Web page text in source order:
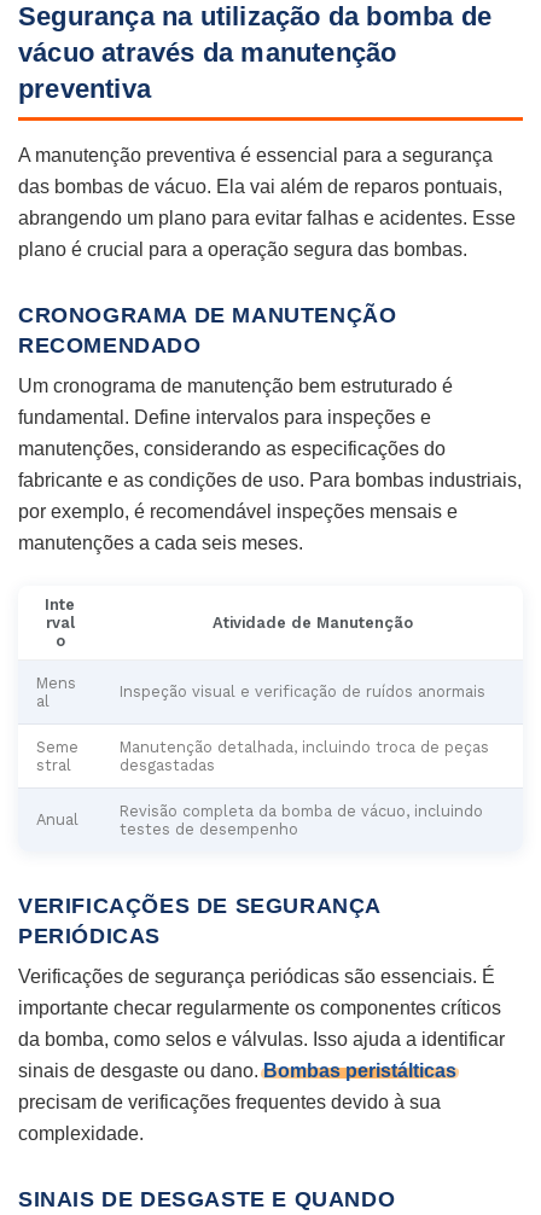
Segurança na utilização da bomba de
vácuo através da manutenção
preventiva
A manutenção preventiva é essencial para a segurança
das bombas de vácuo. Ela vai além de reparos pontuais,
abrangendo um plano para evitar falhas e acidentes. Esse
plano é crucial para a operação segura das bombas.
CRONOGRAMA DE MANUTENÇÃO
RECOMENDADO
Um cronograma de manutenção bem estruturado é
fundamental. Define intervalos para inspeções e
manutenções, considerando as especificações do
fabricante e as condições de uso. Para bombas industriais,
por exemplo, é recomendável inspeções mensais e
manutenções a cada seis meses.
Inte
rval
o
Atividade de Manutenção
Mens
al
Inspeção visual e verificação de ruídos anormais
Seme
stral
Manutenção detalhada, incluindo troca de peças
desgastadas
Anual
Revisão completa da bomba de vácuo, incluindo
testes de desempenho
VERIFICAÇÕES DE SEGURANÇA
PERIÓDICAS
Verificações de segurança periódicas são essenciais. É
importante checar regularmente os componentes críticos
da bomba, como selos e válvulas. Isso ajuda a identificar
sinais de desgaste ou dano.Bombas peristálticas
precisam de verificações frequentes devido à sua
complexidade.
SINAIS DE DESGASTE E QUANDO